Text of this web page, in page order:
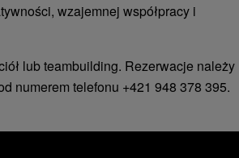
wzajemnej współpracy i
lub teambuilding. Rezerwacje należy
numerem telefonu +421 948 378 395.